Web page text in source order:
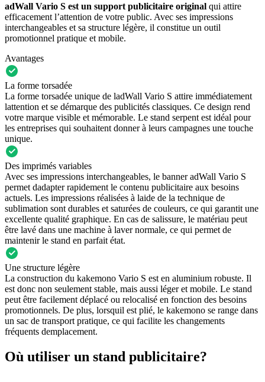
adWall Vario S est un support publicitaire original qui attire
efficacement l’attention de votre public. Avec ses impressions
interchangeables et sa structure légère, il constitue un outil
promotionnel pratique et mobile.
Avantages
La forme torsadée
La forme torsadée unique de ladWall Vario S attire immédiatement
lattention et se démarque des publicités classiques. Ce design rend
votre marque visible et mémorable. Le stand serpent est idéal pour
les entreprises qui souhaitent donner à leurs campagnes une touche
unique.
Des imprimés variables
Avec ses impressions interchangeables, le banner adWall Vario S
permet dadapter rapidement le contenu publicitaire aux besoins
actuels. Les impressions réalisées à laide de la technique de
sublimation sont durables et saturées de couleurs, ce qui garantit une
excellente qualité graphique. En cas de salissure, le matériau peut
être lavé dans une machine à laver normale, ce qui permet de
maintenir le stand en parfait état.
Une structure légère
La construction du kakemono Vario S est en aluminium robuste. Il
est donc non seulement stable, mais aussi léger et mobile. Le stand
peut être facilement déplacé ou relocalisé en fonction des besoins
promotionnels. De plus, lorsquil est plié, le kakemono se range dans
un sac de transport pratique, ce qui facilite les changements
fréquents demplacement.
Où utiliser un stand publicitaire?